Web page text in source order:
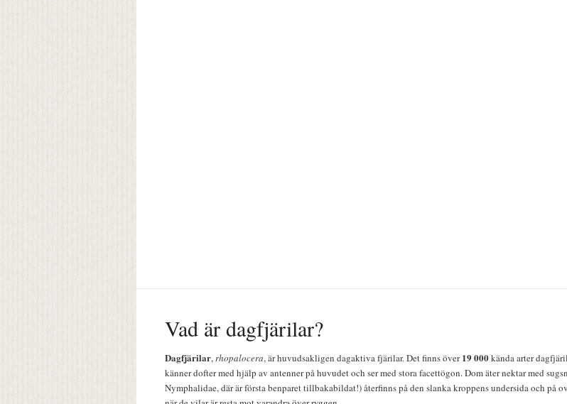
Vad är dagfjärilar?
Dagfjärilar,rhopalocera, är huvudsakligen dagaktiva fjärilar. Det finns över19 000kända arter
känner dofter med hjälp av antenner på huvudet och ser med stora facettögon. Dom äter nektar med
Nymphalidae, där är första benparet tillbakabildat!) återfinns på den slanka kroppens undersida och på